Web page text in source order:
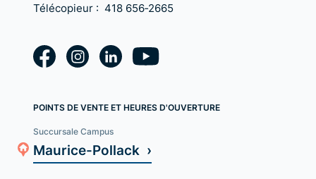
Télécopieur : 418 656‑2665
POINTS DE VENTE ET HEURES D'OUVERTURE
Succursale Campus
Maurice-Pollack ›